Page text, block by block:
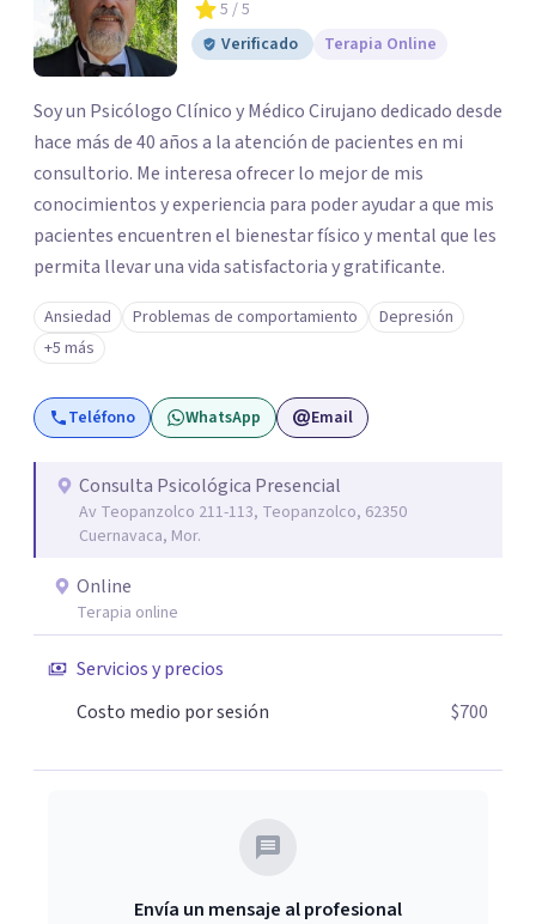
5 / 5
Verificado
Terapia Online
Soy un Psicólogo Clínico y Médico Cirujano dedicado desde
hace más de 40 años a la atención de pacientes en mi
consultorio. Me interesa ofrecer lo mejor de mis
conocimientos y experiencia para poder ayudar a que mis
pacientes encuentren el bienestar físico y mental que les
permita llevar una vida satisfactoria y gratificante.
Ansiedad Problemas de comportamiento
Depresión
+5 más
Teléfono WhatsApp Email
Consulta Psicológica Presencial
Av Teopanzolco 211-113, Teopanzolco, 62350
Cuernavaca, Mor.
Online
Terapia online
Servicios y precios
Costo medio por sesión
$700
Envía un mensaje al profesional